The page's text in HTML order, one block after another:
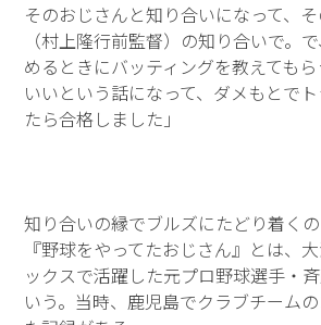
そのおじさんと知り合いになって、
（村上隆行前監督）の知り合いで。
めるときにバッティングを教えても
いいという話になって、ダメもとで
たら合格しました」
知り合いの縁でブルズにたどり着く
『野球をやってたおじさん』とは、
ックスで活躍した元プロ野球選手・
いう。当時、鹿児島でクラブチーム